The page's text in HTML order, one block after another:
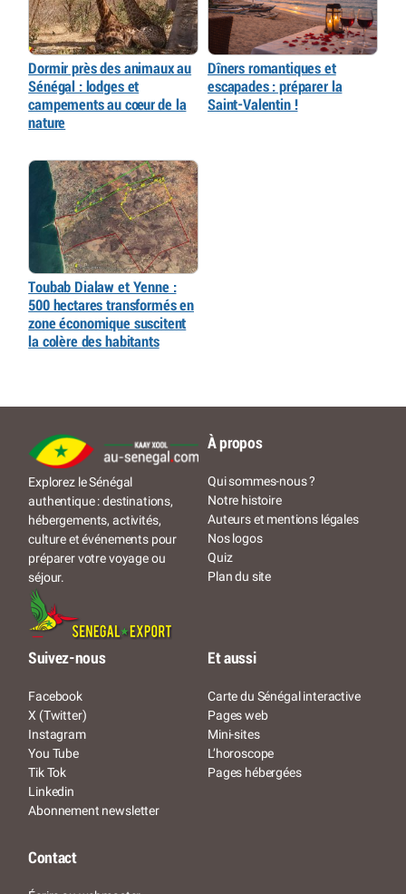
Dormir près des animaux au
Sénégal : lodges et
campements au cœur de la
nature
Dîners romantiques et
escapades : préparer la
Saint-Valentin !
Toubab Dialaw et Yenne :
500 hectares transformés en
zone économique suscitent
la colère des habitants
Explorez le Sénégal
authentique : destinations,
hébergements, activités,
culture et événements pour
préparer votre voyage ou
séjour.
À propos
Qui sommes-nous ?
Notre histoire
Auteurs et mentions légales
Nos logos
Quiz
Plan du site
Suivez-nous
Facebook
X (Twitter)
Instagram
You Tube
Tik Tok
Linkedin
Abonnement newsletter
Et aussi
Carte du Sénégal interactive
Pages web
Mini-sites
L’horoscope
Pages hébergées
Contact